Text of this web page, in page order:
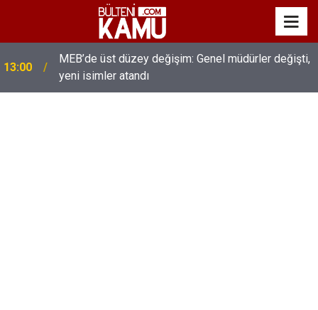
13:00
MEB’de üst düzey değişim: Genel müdürler değişti,
yeni isimler atandı